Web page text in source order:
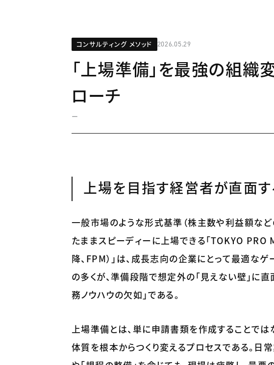
コンサルティング メソッド 2026.05.29
「上場準備」を最強の組
ローチ
ー
上場を目指す経営者が直面す
一般市場のような形式基準（株主数や利益額な
たままスピーディーに上場できる「TOKYO PRO
降、FPM）」は、成長志向の企業にとって最適な
の多くが、準備段階で想定外の「見えない壁」に直
務ノウハウの欠如」である。
上場準備とは、単に申請書類を作成することで
体質を根本からつくり変えるプロセスである。日